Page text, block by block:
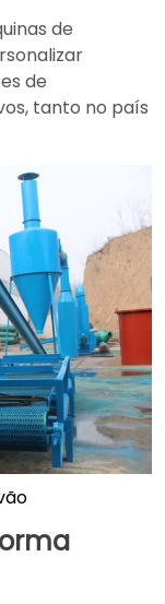
de
de
tanto no país